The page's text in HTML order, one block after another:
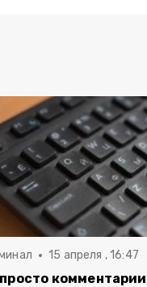
15 апреля , 16:47